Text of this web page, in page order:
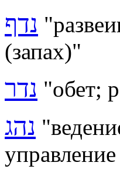
נדף
(запах)"
נדר "обет;
נהג